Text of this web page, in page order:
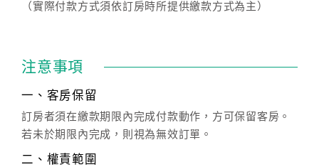
（實際付款方式須依訂房時所提供繳款方式為主）
注意事項
一、客房保留
訂房者須在繳款期限內完成付款動作，方可保留客房。
若未於期限內完成，則視為無效訂單。
二、權責範圍